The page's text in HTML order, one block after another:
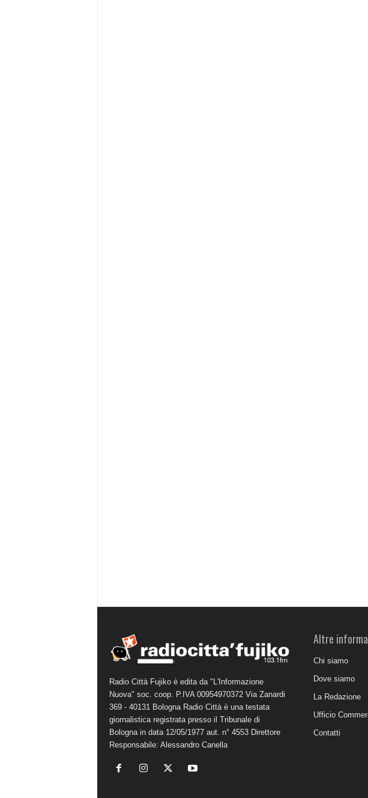
Radio Città Fujiko è edita da "L'Informazione
Nuova" soc. coop. P.IVA 00954970372 Via Zanardi
369 - 40131 Bologna Radio Città è una testata
giornalistica registrata presso il Tribunale di
Bologna in data 12/05/1977 aut. n° 4553 Direttore
Responsabile: Alessandro Canella
Altre
Chi siamo
Dove siamo
La Redazione
Ufficio
Contatti